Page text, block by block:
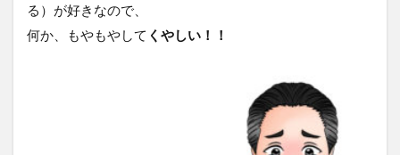
る）が好きなので、
何か、もやもやして くやしい！！